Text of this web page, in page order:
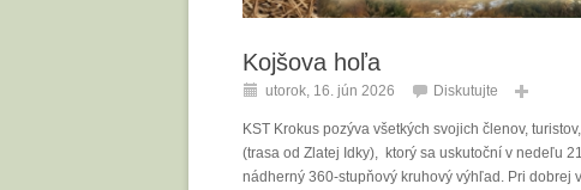
Kojšova hoľa
utorok, 16. jún 2026 Diskutujte
KST Krokus pozýva všetkých svojich členov,
(trasa od Zlatej Idky), ktorý sa uskutoční v nedeľu
nádherný 360-stupňový kruhový výhľad. Pri dobrej